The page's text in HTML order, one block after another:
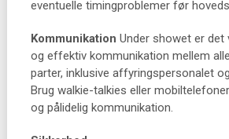
eventuelle timingproblemer før
Kommunikation Under showet er det
og effektiv kommunikation mellem
parter, inklusive affyringspersonalet
Brug walkie-talkies eller
og pålidelig kommunikation.